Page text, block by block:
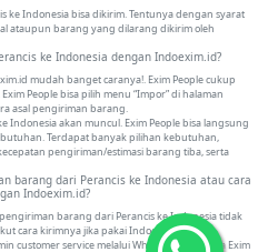
ke Indonesia bisa dikirim. Tentunya dengan syarat
ataupun barang yang dilarang dikirim oleh
ke Indonesia dengan Indoexim.id?
mudah banget caranya!. Exim People cukup
People bisa pilih menu “Impor” di halaman
asal pengiriman barang.
Indonesia akan muncul. Exim People bisa langsung
Terdapat banyak pilihan kebutuhan,
pengiriman/estimasi barang tiba, serta
barang dari Perancis ke Indonesia atau cara
Indoexim.id?
barang dari Perancis ke Indonesia tidak
cara kirimnya jika pakai Indoexim.id!
customer service melalui WhatsApp (WA). Jika Exim